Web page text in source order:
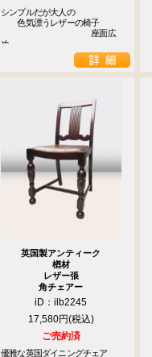
シンプルだが大人の
色気漂うレザーの椅子
座面広
め
英国製アンティーク
楢材
レザー張
角チェアー
iD：ilb2245
17,580円
ご売約済
優雅な英国ダイニングチェア